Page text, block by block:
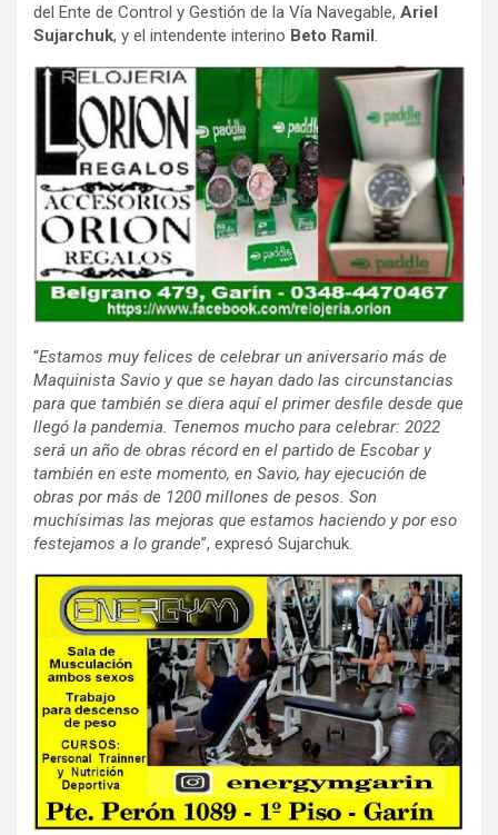
del Ente de Control y Gestión de la Vía Navegable, Ariel
Sujarchuk, y el intendente interino Beto Ramil.
“Estamos muy felices de celebrar un aniversario más de
Maquinista Savio y que se hayan dado las circunstancias
para que también se diera aquí el primer desfile desde que
llegó la pandemia. Tenemos mucho para celebrar: 2022
será un año de obras récord en el partido de Escobar y
también en este momento, en Savio, hay ejecución de
obras por más de 1200 millones de pesos. Son
muchísimas las mejoras que estamos haciendo y por eso
festejamos a lo grande”, expresó Sujarchuk.